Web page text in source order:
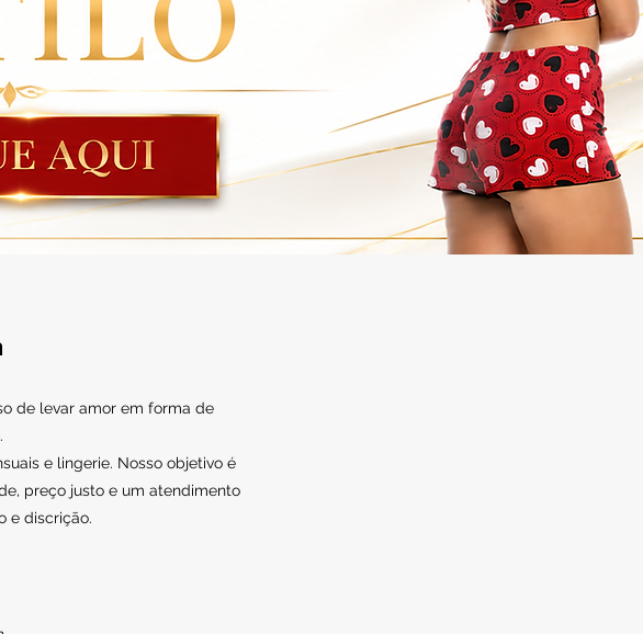
de levar amor em forma de
e lingerie. Nosso objetivo é
preço justo e um atendimento
e discrição.